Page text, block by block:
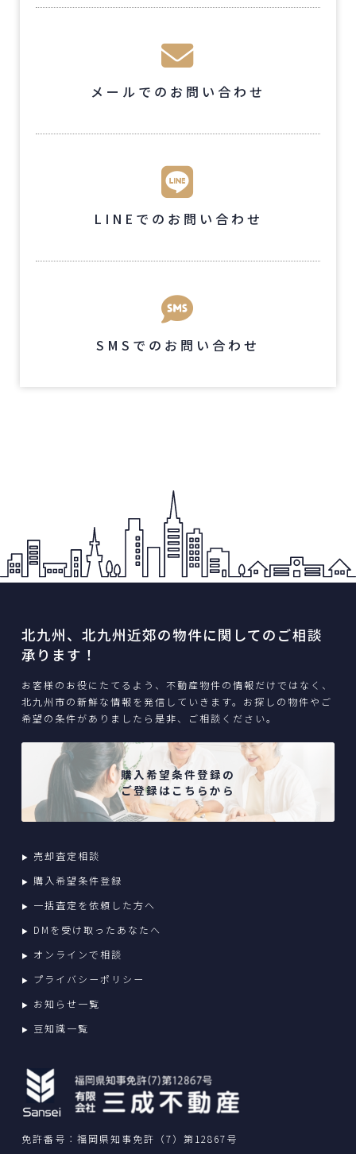
メールでのお問い合わせ
LINEでのお問い合わせ
SMSでのお問い合わせ
免許番号：福岡県知事免許（7）第12867号
売却査定相談
購入希望条件登録
一括査定を依頼した方へ
DMを受け取ったあなたへ
オンラインで相談
プライバシーポリシー
お知らせ一覧
豆知識一覧
北九州、北九州近郊の物件に関してのご相談
承ります！
お客様のお役にたてるよう、不動産物件の情報だけではなく、
北九州市の新鮮な情報を発信していきます。お探しの物件やご
希望の条件がありましたら是非、ご相談ください。
購入希望条件登録の
ご登録はこちらから